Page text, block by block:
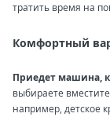
тратить время на
Комфортный
Приедет машина,
выбираете
например, детское